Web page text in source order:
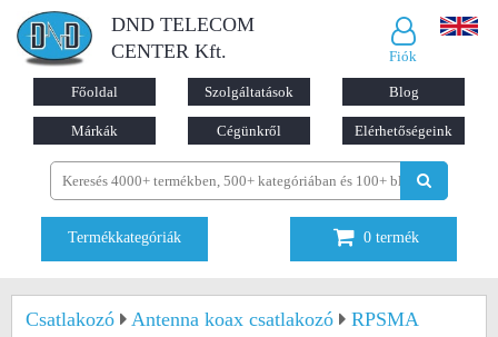
DND TELECOM
CENTER Kft.
Fiók
Főoldal Szolgáltatások Blog
Márkák Cégünkről Elérhetőségeink
Termékkategóriák 0 termék
Csatlakozó Antenna koax csatlakozó
RPSMA